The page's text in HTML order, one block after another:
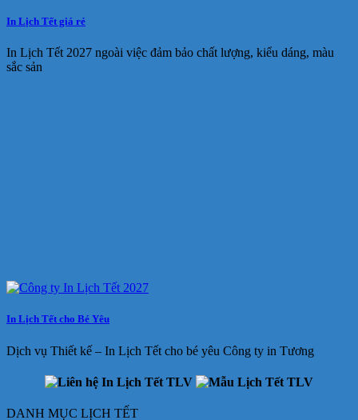
In Lịch Tết giá rẻ
In Lịch Tết 2027 ngoài việc đảm bảo chất lượng, kiểu dáng, màu
sắc sản
In Lịch Tết cho Bé Yêu
Dịch vụ Thiết kế – In Lịch Tết cho bé yêu Công ty in Tương
DANH MỤC LỊCH TẾT